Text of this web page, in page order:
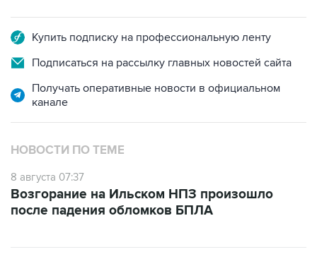
Купить подписку на профессиональную ленту
Подписаться на рассылку главных новостей сайта
Получать оперативные новости в официальном
канале
НОВОСТИ ПО ТЕМЕ
8 августа 07:37
Возгорание на Ильском НПЗ произошло
после падения обломков БПЛА